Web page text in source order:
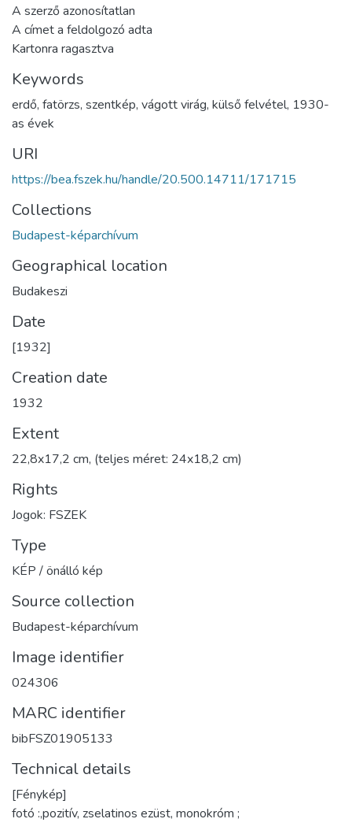
A szerző azonosítatlan
A címet a feldolgozó adta
Kartonra ragasztva
Keywords
erdő, fatörzs, szentkép, vágott virág, külső felvétel, 1930-
as évek
URI
https://bea.fszek.hu/handle/20.500.14711/171715
Collections
Budapest-képarchívum
Geographical location
Budakeszi
Date
[1932]
Creation date
1932
Extent
22,8x17,2 cm, (teljes méret: 24x18,2 cm)
Rights
Jogok: FSZEK
Type
KÉP / önálló kép
Source collection
Budapest-képarchívum
Image identifier
024306
MARC identifier
bibFSZ01905133
Technical details
[Fénykép]
fotó :,pozitív, zselatinos ezüst, monokróm ;